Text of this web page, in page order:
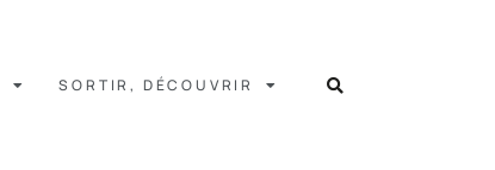
SORTIR, DÉCOUVRIR